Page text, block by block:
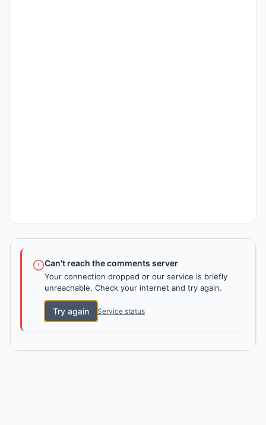
Can't reach the comments server
Your connection dropped or our service is briefly
unreachable. Check your internet and try again.
Try again Service status